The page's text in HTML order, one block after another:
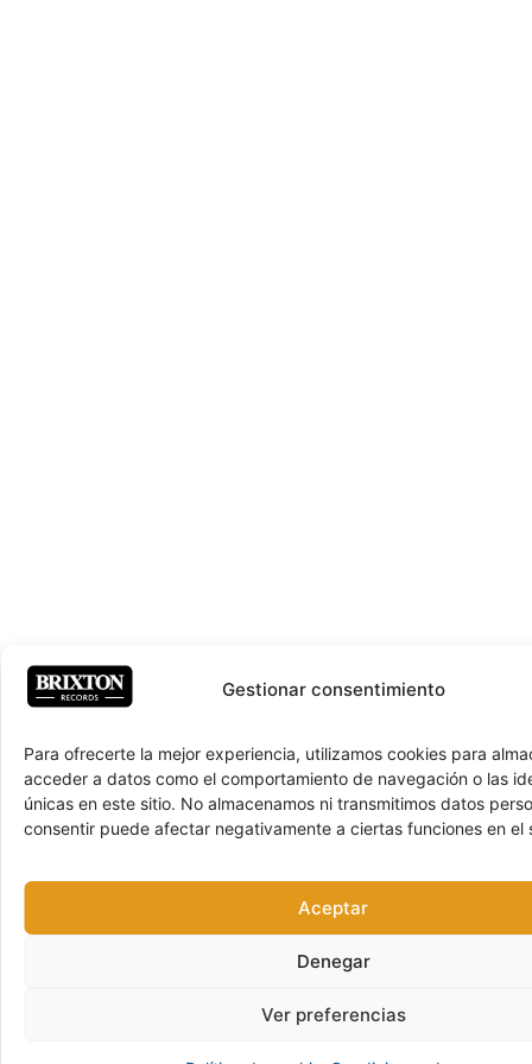
Gestionar consentimiento
Para ofrecerte la mejor experiencia, utilizamos cookies para
acceder a datos como el comportamiento de navegación o las
únicas en este sitio. No almacenamos ni transmitimos datos
consentir puede afectar negativamente a ciertas funciones en el
Aceptar
Denegar
Ver preferencias